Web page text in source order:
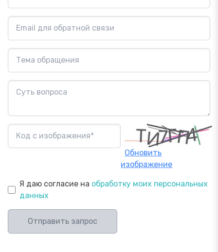
Обновить
изображение
Я даю согласие на обработку моих персональных
данных
Отправить запрос